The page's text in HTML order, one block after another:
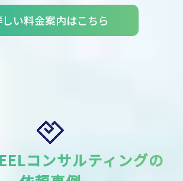
い料金案内はこちら
コンサルティングの